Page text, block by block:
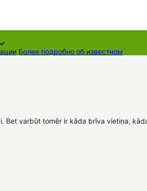
Более подробно об известном
Bet varbūt tomēr ir kāda brīva vietiņa,